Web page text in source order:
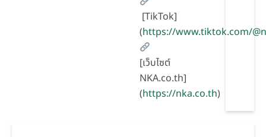
[TikTok]
(https://www.tiktok.com/
[เว็บไซต์
NKA.co.th]
(https://nka.co.th)